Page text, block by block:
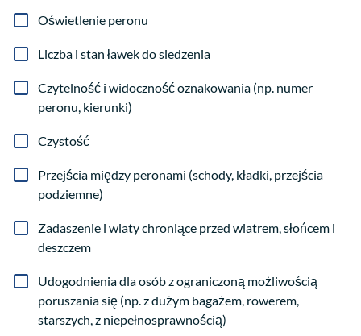
Oświetlenie peronu
Liczba i stan ławek do siedzenia
Czytelność i widoczność oznakowania (np. numer
peronu, kierunki)
Czystość
Przejścia między peronami (schody, kładki, przejścia
podziemne)
Zadaszenie i wiaty chroniące przed wiatrem, słońcem i
deszczem
Udogodnienia dla osób z ograniczoną możliwością
poruszania się (np. z dużym bagażem, rowerem,
starszych, z niepełnosprawnością)